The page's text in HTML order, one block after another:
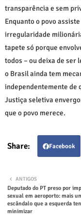
transparência e sem
Enquanto o povo
irregularidade
tapete só porque
todos – ou deixa de ser
o Brasil ainda tem
independentemente de
Justiça seletiva
que o povo merece.
Facebook
ANTIGOS
Deputado do PT preso por
sexual em aeroporto: mais
escândalo que a esquerda
minimizar